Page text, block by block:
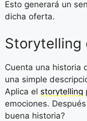
Esto generará un
dicha oferta.
Storytelling
Cuenta una historia
una simple
Aplica el storytelling
emociones.
buena historia?